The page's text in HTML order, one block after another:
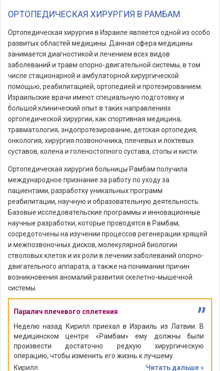
ОРТОПЕДИЧЕСКАЯ ХИРУРГИЯ В РАМБАМ
Ортопедическая хирургия в Израиле является одной из особо
развитых областей медицины. Данная сфера медицины
занимается диагностикой и лечением всех видов
заболеваний и травм опорно-двигательной системы, в том
числе стационарной и амбулаторной хирургической
помощью, реабилитацией, ортопедией и протезированием.
Израильские врачи имеют специальную подготовку и
большой клинический опыт в таких направлениях
ортопедической хирургии, как спортивная медицина,
травматология, эндопротезирование, детская ортопедия,
онкология, хирургия позвоночника, плечевых и локтевых
суставов, колена и голеностопного сустава, стопы и кисти.
Ортопедическая хирургия больницы Рамбам получила
международное признание за работу по уходу за
пациентами, разработку уникальных программ
реабилитации, научную и образовательную деятельность.
Базовые исследовательские программы и инновационные
научные разработки, которые проводятся в Рамбам,
сосредоточены на изучении процессов регенерации хрящей
и межпозвоночных дисков, молекулярной биологии
стволовых клеток и их роли в лечении заболеваний опорно-
двигательного аппарата, а также на понимании причин
возникновения аномалий развития скелетно-мышечной
системы.
”
Паралич плечевого сплетения
Неделю назад Кирилл приехал в Израиль из Латвии. В
медицинском центре «Рамбам» ему должны были
произвести достаточно редкую хирургическую
операцию, чтобы изменить его жизнь к лучшему.
Кирилл
Читать дальше »